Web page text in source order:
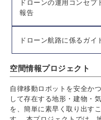
ドローンの運用コンセ
報告
ドローン航路に係るガイ
空間情報プロジェクト
自律移動ロボットを安全か
して存在する地形・建物・
を、簡単に素早く取り出す